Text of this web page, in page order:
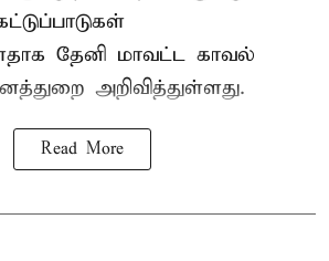
தேனி மாவட்ட காவல்
அறிவித்துள்ளது.
Read More